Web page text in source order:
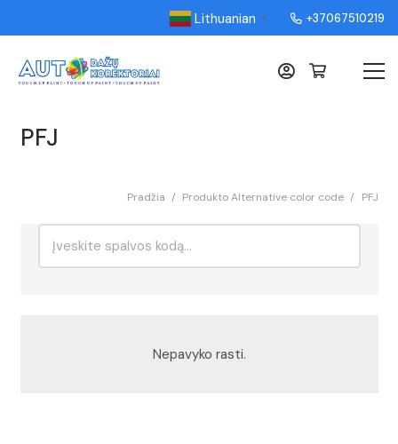
Lithuanian ▼ +37067510219
PFJ
Pradžia / Produkto Alternative color code / PFJ
Nepavyko rasti.